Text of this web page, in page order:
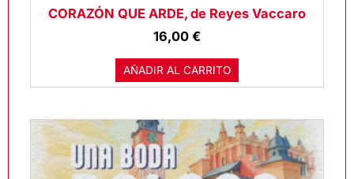
CORAZÓN QUE ARDE, de Reyes Vaccaro
16,00 €
AÑADIR AL CARRITO